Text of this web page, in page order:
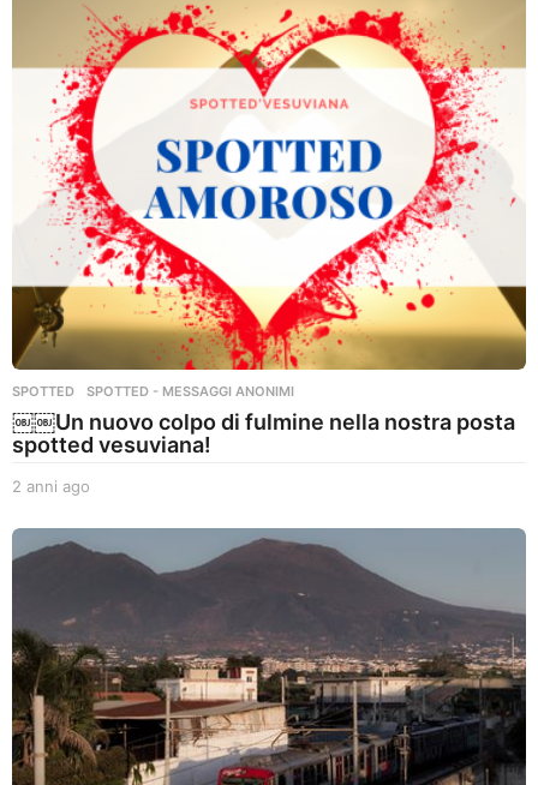
n
i
a
g
o
SPOTTED ,SPOTTED - MESSAGGI ANONIMI
￼￼Un nuovo colpo di fulmine nella nostra posta
spotted vesuviana!
2 anni ago
n
n
o